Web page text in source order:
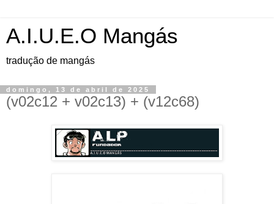
A.I.U.E.O Mangás
tradução de mangás
domingo, 13 de abril de 2025
(v02c12 + v02c13) + (v12c68)